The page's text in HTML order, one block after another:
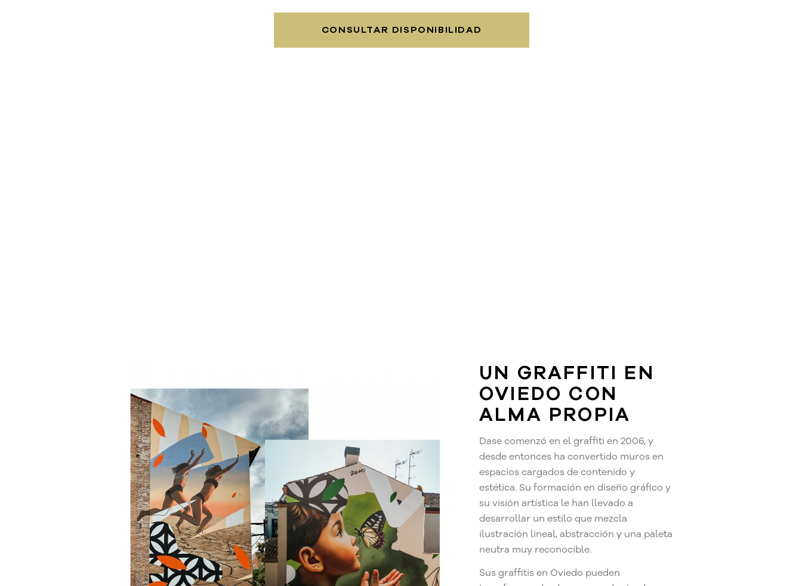
CONSULTAR DISPONIBILIDAD
UN GRAFFITI EN
OVIEDO CON
ALMA PROPIA
Dase comenzó en el graffiti en 2006, y
desde entonces ha convertido muros en
espacios cargados de contenido y
estética. Su formación en diseño gráfico y
su visión artística le han llevado a
desarrollar un estilo que mezcla
ilustración lineal, abstracción y una paleta
neutra muy reconocible.
Sus graffitis en Oviedo pueden